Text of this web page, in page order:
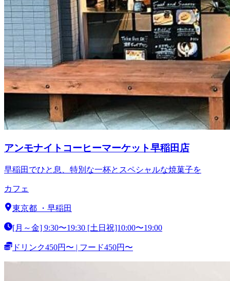
アンモナイトコーヒーマーケット早稲田店
早稲田でひと息、特別な一杯とスペシャルな焼菓子を
カフェ
東京都 ・ 早稲田
[月～金] 9:30〜19:30 [土日祝]10:00〜19:00
ドリンク450円〜 | フード450円〜